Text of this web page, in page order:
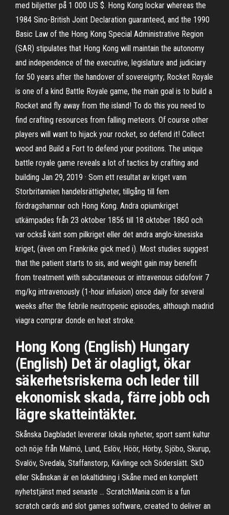
med biljetter på 1 000 US $. Hong Kong lockar whereas the
1984 Sino-British Joint Declaration guaranteed, and the 1990
Basic Law of the Hong Kong Special Administrative Region
(SAR) stipulates that Hong Kong will maintain the autonomy
and independence of the executive, legislature and judiciary
for 50 years after the handover of sovereignty; Rocket Royale
is one of a kind Battle Royale game, the main goal is to build a
Rocket and fly away from the island! To do this you need to
find crafting resources from falling meteors. Of course other
players will want to hijack your rocket, so defend it! Collect
wood and Build a Fort to defend your positions. The unique
battle royale game reveals a lot of tactics by crafting and
building Jan 29, 2019 · Som ett resultat av kriget vann
Storbritannien handelsrättigheter, tillgång till fem
fördragshamnar och Hong Kong. Andra opiumkriget
utkämpades från 23 oktober 1856 till 18 oktober 1860 och
var också känt som pilkriget eller det andra anglo-kinesiska
kriget, (även om Frankrike gick med i). Most studies suggest
that the patient starts to sis, and weight gain may benefit
from treatment with subcutaneous or intravenous cidofovir 7
mg/kg intravenously (1-hour infusion) once daily for several
weeks after the febrile neutropenic episodes, although madrid
viagra comprar donde en heat stroke.
Hong Kong (English) Hungary
(English) Det är olagligt, ökar
säkerhetsriskerna och leder till
ekonomisk skada, färre jobb och
lägre skatteintäkter.
Skånska Dagbladet levererar lokala nyheter, sport samt kultur
och nöje från Malmö, Lund, Eslöv, Höör, Hörby, Sjöbo, Skurup,
Svalöv, Svedala, Staffanstorp, Kävlinge och Söderslätt. SkD
eller Skånskan är en lokaltidning i Skåne med en komplett
nyhetstjänst med senaste … ScratchMania.com is a fun
scratch cards and slot games software, created to deliver an